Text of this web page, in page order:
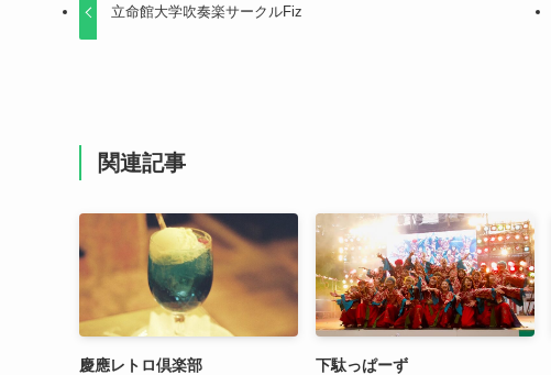
立命館大学吹奏楽サークルFiz
関連記事
慶應レトロ倶楽部 下駄っぱーず